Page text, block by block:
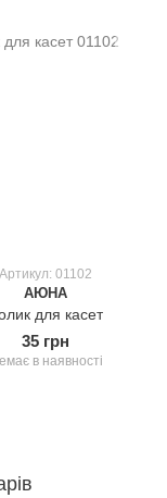
Артикул: 01102
АЮНА
для касет
35 грн
в наявності